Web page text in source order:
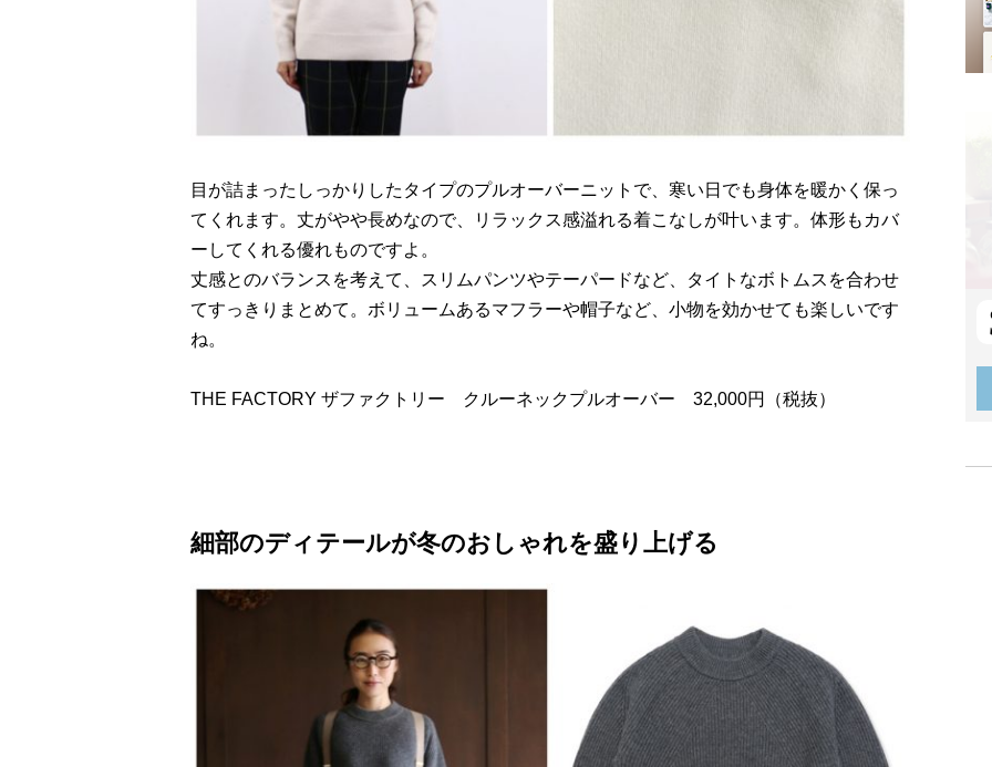
目が詰まったしっかりしたタイプのプルオーバーニットで、寒い日でも身体を暖かく保っ
てくれます。丈がやや長めなので、リラックス感溢れる着こなしが叶います。体形もカバ
ーしてくれる優れものですよ。
丈感とのバランスを考えて、スリムパンツやテーパードなど、タイトなボトムスを合わせ
てすっきりまとめて。ボリュームあるマフラーや帽子など、小物を効かせても楽しいです
ね。
THE FACTORY ザファクトリー クルーネックプルオーバー 32,000円（税抜）
細部のディテールが冬のおしゃれを盛り上げる